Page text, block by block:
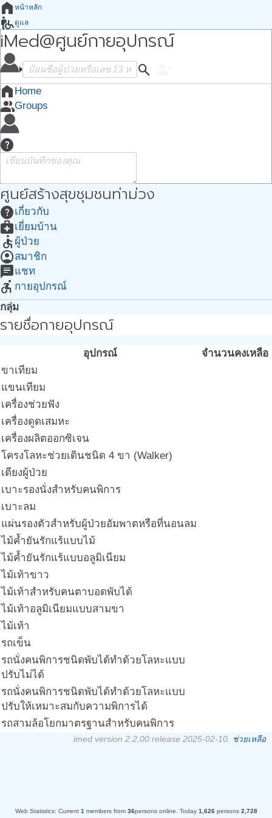
home หน้าหลัก
wheelchair_pickupดูแล
how_to_regต้องการ
groups
appsApps
account_circleฉัน
iMed@ศูนย์กายอุปกรณ์
search
home Home
groupGroups
help
ศูนย์สร้างสุขชุมชนท่าม่วง
helpเกี่ยวกับ
medical_servicesเยี่ยมบ้าน
accessible ผู้ป่วย
account_circleสมาชิก
chatแชท
accessible_forward กายอุปกรณ์
กลุ่ม
รายชื่อกายอุปกรณ์
อุปกรณ์
จำนวนคงเหลือ
ขาเทียม
แขนเทียม
เครื่องช่วยฟัง
เครื่องดูดเสมหะ
เครื่องผลิตออกซิเจน
โครงโลหะช่วยเดินชนิด 4 ขา (Walker)
เตียงผู้ป่วย
เบาะรองนั่งสำหรับคนพิการ
เบาะลม
แผ่นรองตัวสำหรับผู้ป่วยอัมพาตหรือที่นอนลม
ไม้ค้ำยันรักแร้แบบไม้
ไม้ค้ำยันรักแร้แบบอลูมิเนียม
ไม้เท้าขาว
ไม้เท้าสำหรับคนตาบอดพับได้
ไม้เท้าอลูมิเนียมแบบสามขา
ไม้เท้า
รถเข็น
รถนั่งคนพิการชนิดพับได้ทำด้วยโลหะแบบ
ปรับไม่ได้
รถนั่งคนพิการชนิดพับได้ทำด้วยโลหะแบบ
ปรับให้เหมาะสมกับความพิการได้
รถสามล้อโยกมาตรฐานสำหรับคนพิการ
imed version 2.2.00 release 2025-02-10. ช่วยเหลือ
Web Statistics: Current 1 members from 36persons online. Today 1,626persons 2,728